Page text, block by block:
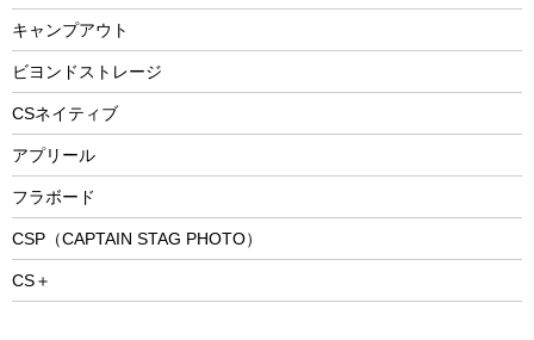
ランチボックス
スノーシュー
防寒ウェア
トレッキング
トレッキングアクセサリー
プレイグッズ
ウェルネス
キャンプアウト
ビヨンドストレージ
CSネイティブ
アプリール
フラボード
CSP（CAPTAIN STAG PHOTO）
CS＋